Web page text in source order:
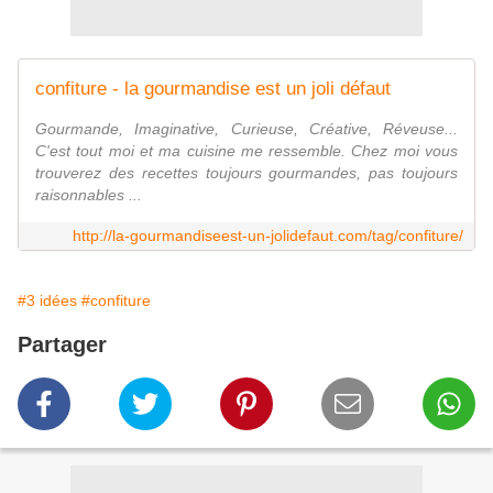
confiture - la gourmandise est un joli défaut
Gourmande, Imaginative, Curieuse, Créative, Réveuse...
C'est tout moi et ma cuisine me ressemble. Chez moi vous
trouverez des recettes toujours gourmandes, pas toujours
raisonnables ...
http://la-gourmandiseest-un-jolidefaut.com/tag/confiture/
#3 idées #confiture
Partager